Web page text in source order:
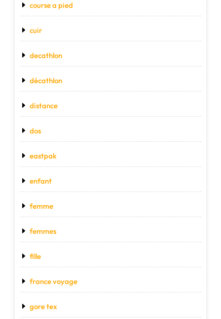
course a pied
cuir
decathlon
décathlon
distance
dos
eastpak
enfant
femme
femmes
fille
france voyage
gore tex